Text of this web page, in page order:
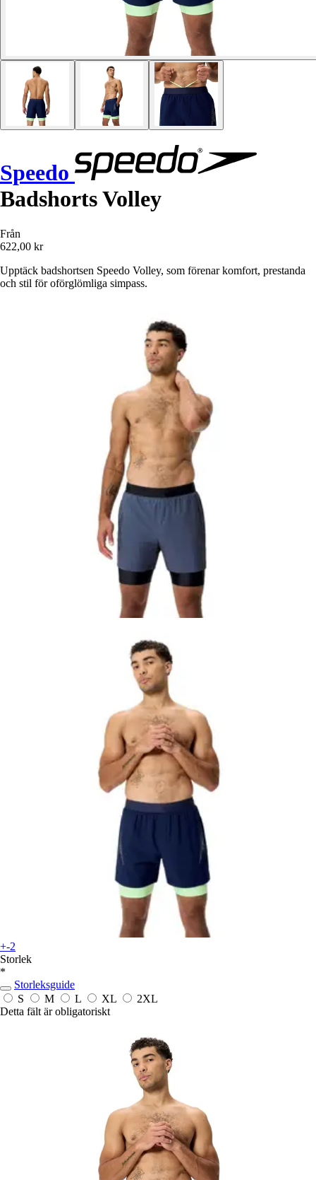
Speedo
Badshorts Volley
Från
622,00 kr
Upptäck badshortsen Speedo Volley, som förenar komfort, prestanda
och stil för oförglömliga simpass.
+-2
Storlek
*
Storleksguide
S
M L XL
2XL
Detta fält är obligatoriskt